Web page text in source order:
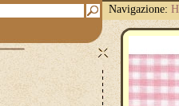
Navigazione: